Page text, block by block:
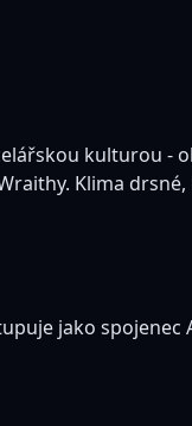
kulturou -
Klima
jako spojenec